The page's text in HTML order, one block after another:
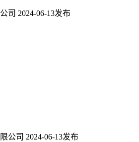
司 2024-06-13发布
公司 2024-06-13发布